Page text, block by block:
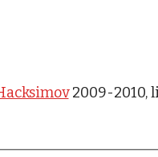
2009-2010,